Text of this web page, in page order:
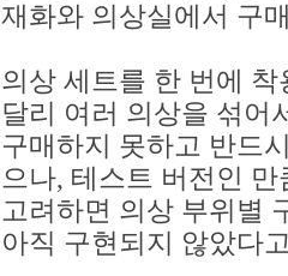
재화와 의상실에서 구
의상 세트를 한 번에
달리 여러 의상을 섞어
구매하지 못하고 반드
으나, 테스트 버전인
고려하면 의상 부위별
아직 구현되지 않았다